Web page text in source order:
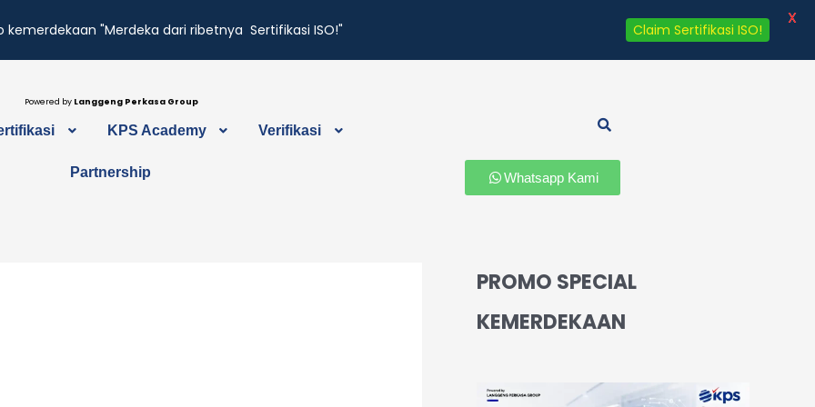
Powered by Langgeng Perkasa Group
KPS Academy Verifikasi
Partnership Whatsapp Kami
PROMO SPECIAL
KEMERDEKAAN
kemerdekaan "Merdeka dari ribetnya Sertifikasi ISO!" Claim Sertifikasi ISO! X